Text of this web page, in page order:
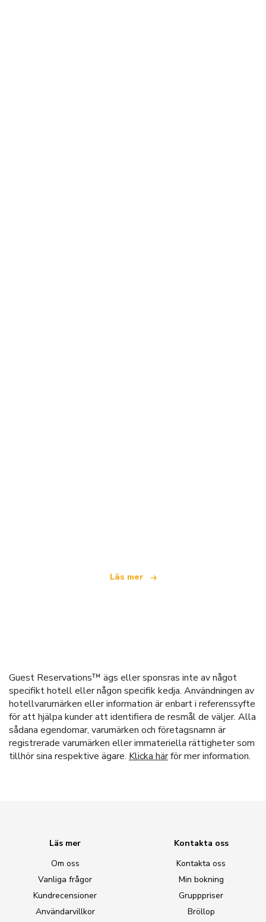
Läs mer
Guest Reservations™ ägs eller sponsras inte av något
specifikt hotell eller någon specifik kedja. Användningen av
hotellvarumärken eller information är enbart i referenssyfte
för att hjälpa kunder att identifiera de resmål de väljer. Alla
sådana egendomar, varumärken och företagsnamn är
registrerade varumärken eller immateriella rättigheter som
tillhör sina respektive ägare. Klicka härför mer information.
Läs mer
Om oss
Vanliga frågor
Kundrecensioner
Användarvillkor
Kontakta oss
Kontakta oss
Min bokning
Grupppriser
Bröllop